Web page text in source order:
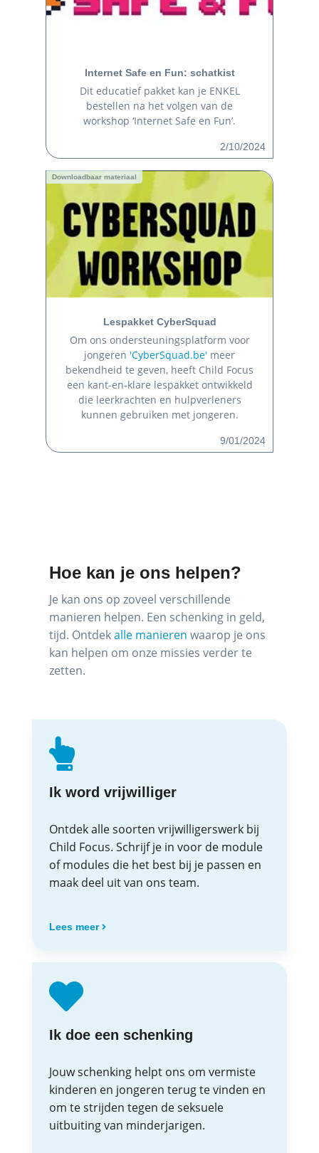
Internet Safe en Fun: schatkist
Dit educatief pakket kan je ENKEL
bestellen na het volgen van de
workshop ‘Internet Safe en Fun’.
2/10/2024
Downloadbaar materiaal
Lespakket CyberSquad
Om ons ondersteuningsplatform voor
jongeren 'CyberSquad.be' meer
bekendheid te geven, heeft Child Focus
een kant-en-klare lespakket ontwikkeld
die leerkrachten en hulpverleners
kunnen gebruiken met jongeren.
9/01/2024
Hoe kan je ons helpen?
Je kan ons op zoveel verschillende
manieren helpen. Een schenking in geld,
tijd. Ontdekalle manieren waarop je ons
kan helpen om onze missies verder te
zetten.
Ik word vrijwilliger
Ontdek alle soorten vrijwilligerswerk bij
Child Focus. Schrijf je in voor de module
of modules die het best bij je passen en
maak deel uit van ons team.
Lees meer
Ik doe een schenking
Jouw schenking helpt ons om vermiste
kinderen en jongeren terug te vinden en
om te strijden tegen de seksuele
uitbuiting van minderjarigen.